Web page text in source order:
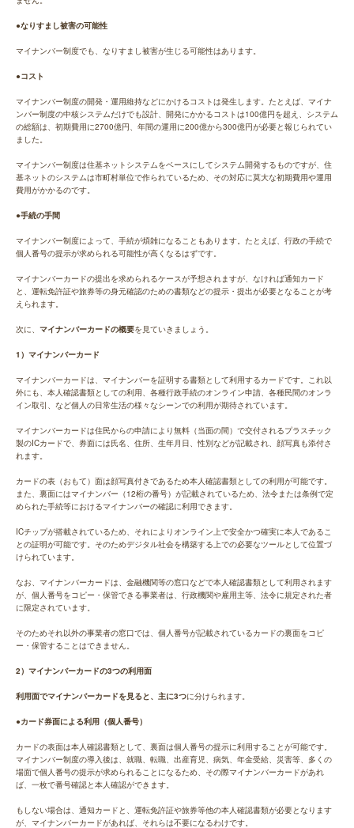
●なりすまし被害の可能性
マイナンバー制度でも、なりすまし被害が生じる可能性はあります。
●コスト
マイナンバー制度の開発・運用維持などにかけるコストは発生します。たとえば、マイナ
ンバー制度の中核システムだけでも設計、開発にかかるコストは100億円を超え、システム
の総額は、初期費用に2700億円、年間の運用に200億から300億円が必要と報じられてい
ました。
マイナンバー制度は住基ネットシステムをベースにしてシステム開発するものですが、住
基ネットのシステムは市町村単位で作られているため、その対応に莫大な初期費用や運用
費用がかかるのです。
●手続の手間
マイナンバー制度によって、手続が煩雑になることもあります。たとえば、行政の手続で
個人番号の提示が求められる可能性が高くなるはずです。
マイナンバーカードの提出を求められるケースが予想されますが、なければ通知カード
と、運転免許証や旅券等の身元確認のための書類などの提示・提出が必要となることが考
えられます。
次に、 マイナンバーカードの概要を見ていきましょう。
1）マイナンバーカード
マイナンバーカードは、マイナンバーを証明する書類として利用するカードです。これ以
外にも、本人確認書類としての利用、各種行政手続のオンライン申請、各種民間のオンラ
イン取引、など個人の日常生活の様々なシーンでの利用が期待されています。
マイナンバーカードは住民からの申請により無料（当面の間）で交付されるプラスチック
製のICカードで、券面には氏名、住所、生年月日、性別などが記載され、顔写真も添付さ
れます。
カードの表（おもて）面は顔写真付きであるため本人確認書類としての利用が可能です。
また、裏面にはマイナンバー（12桁の番号）が記載されているため、法令または条例で定
められた手続等におけるマイナンバーの確認に利用できます。
ICチップが搭載されているため、それによりオンライン上で安全かつ確実に本人であるこ
との証明が可能です。そのためデジタル社会を構築する上での必要なツールとして位置づ
けられています。
なお、マイナンバーカードは、金融機関等の窓口などで本人確認書類として利用されます
が、個人番号をコピー・保管できる事業者は、行政機関や雇用主等、法令に規定された者
に限定されています。
そのためそれ以外の事業者の窓口では、個人番号が記載されているカードの裏面をコピ
ー・保管することはできません。
2）マイナンバーカードの3つの利用面
利用面でマイナンバーカードを見ると、主に3つに分けられます。
●カード券面による利用（個人番号）
カードの表面は本人確認書類として、裏面は個人番号の提示に利用することが可能です。
マイナンバー制度の導入後は、就職、転職、出産育児、病気、年金受給、災害等、多くの
場面で個人番号の提示が求められることになるため、その際マイナンバーカードがあれ
ば、一枚で番号確認と本人確認ができます。
もしない場合は、通知カードと、運転免許証や旅券等他の本人確認書類が必要となります
が、マイナンバーカードがあれば、それらは不要になるわけです。